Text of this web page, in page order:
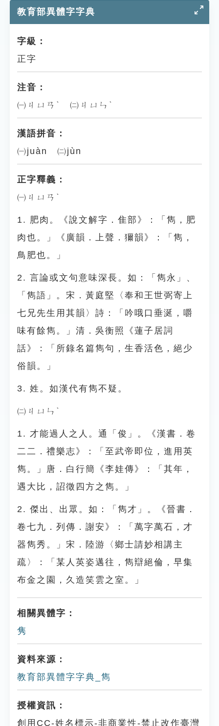
教育部異體字字典
字級：
正字
注音：
㈠ㄐㄩㄢˋ ㈡ㄐㄩㄣˋ
漢語拼音：
㈠juàn ㈡jùn
正字釋義：
㈠ㄐㄩㄢˋ
1. 肥肉。《說文解字．隹部》：「雋，肥
肉也。」《廣韻．上聲．獮韻》：「雋，
鳥肥也。」
2. 言論或文句意味深長。如：「雋永」、
「雋語」。宋．黃庭堅〈奉和王世弼寄上
七兄先生用其韻〉詩：「吟哦口垂涎，嚼
味有餘雋。」清．吳衡照《蓮子居詞
話》：「所錄名篇雋句，生香活色，絕少
俗韻。」
3. 姓。如漢代有雋不疑。
㈡ㄐㄩㄣˋ
1. 才能過人之人。通「俊」。《漢書．卷
二二．禮樂志》：「至武帝即位，進用英
雋。」唐．白行簡《李娃傳》：「其年，
遇大比，詔徵四方之雋。」
2. 傑出、出眾。如：「雋才」。《晉書．
卷七九．列傳．謝安》：「萬字萬石，才
器雋秀。」宋．陸游〈鄉士請妙相講主
疏〉：「某人英姿邁往，雋辯絕倫，早集
布金之園，久造笑雲之室。」
相關異體字：
隽
資料來源：
教育部異體字字典_雋
授權資訊：
創用CC-姓名標示-非商業性-禁止改作臺灣